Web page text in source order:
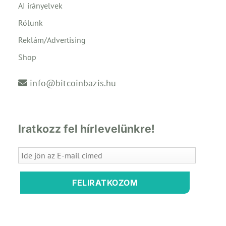
AI irányelvek
Rólunk
Reklám/Advertising
Shop
info@bitcoinbazis.hu
Iratkozz fel hírlevelünkre!
FELIRATKOZOM